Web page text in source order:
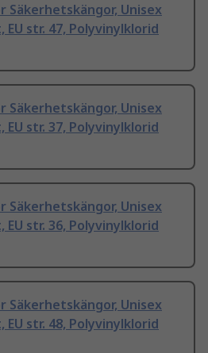
Säkerhetskängor, Unisex
str. 47, Polyvinylklorid
Säkerhetskängor, Unisex
str. 37, Polyvinylklorid
Säkerhetskängor, Unisex
str. 36, Polyvinylklorid
Säkerhetskängor, Unisex
str. 48, Polyvinylklorid